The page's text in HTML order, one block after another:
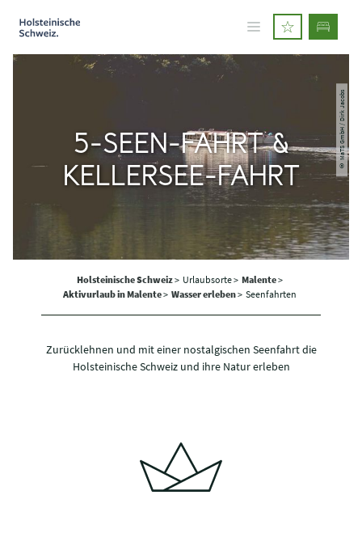
© MaTS GmbH / Dirk Jacobs
5-SEEN-FAHRT &
KELLERSEE-FAHRT
Holsteinische Schweiz> Urlaubsorte > Malente>
Aktivurlaub in Malente> Wasser erleben> Seenfahrten
Zurücklehnen und mit einer nostalgischen Seenfahrt die
Holsteinische Schweiz und ihre Natur erleben